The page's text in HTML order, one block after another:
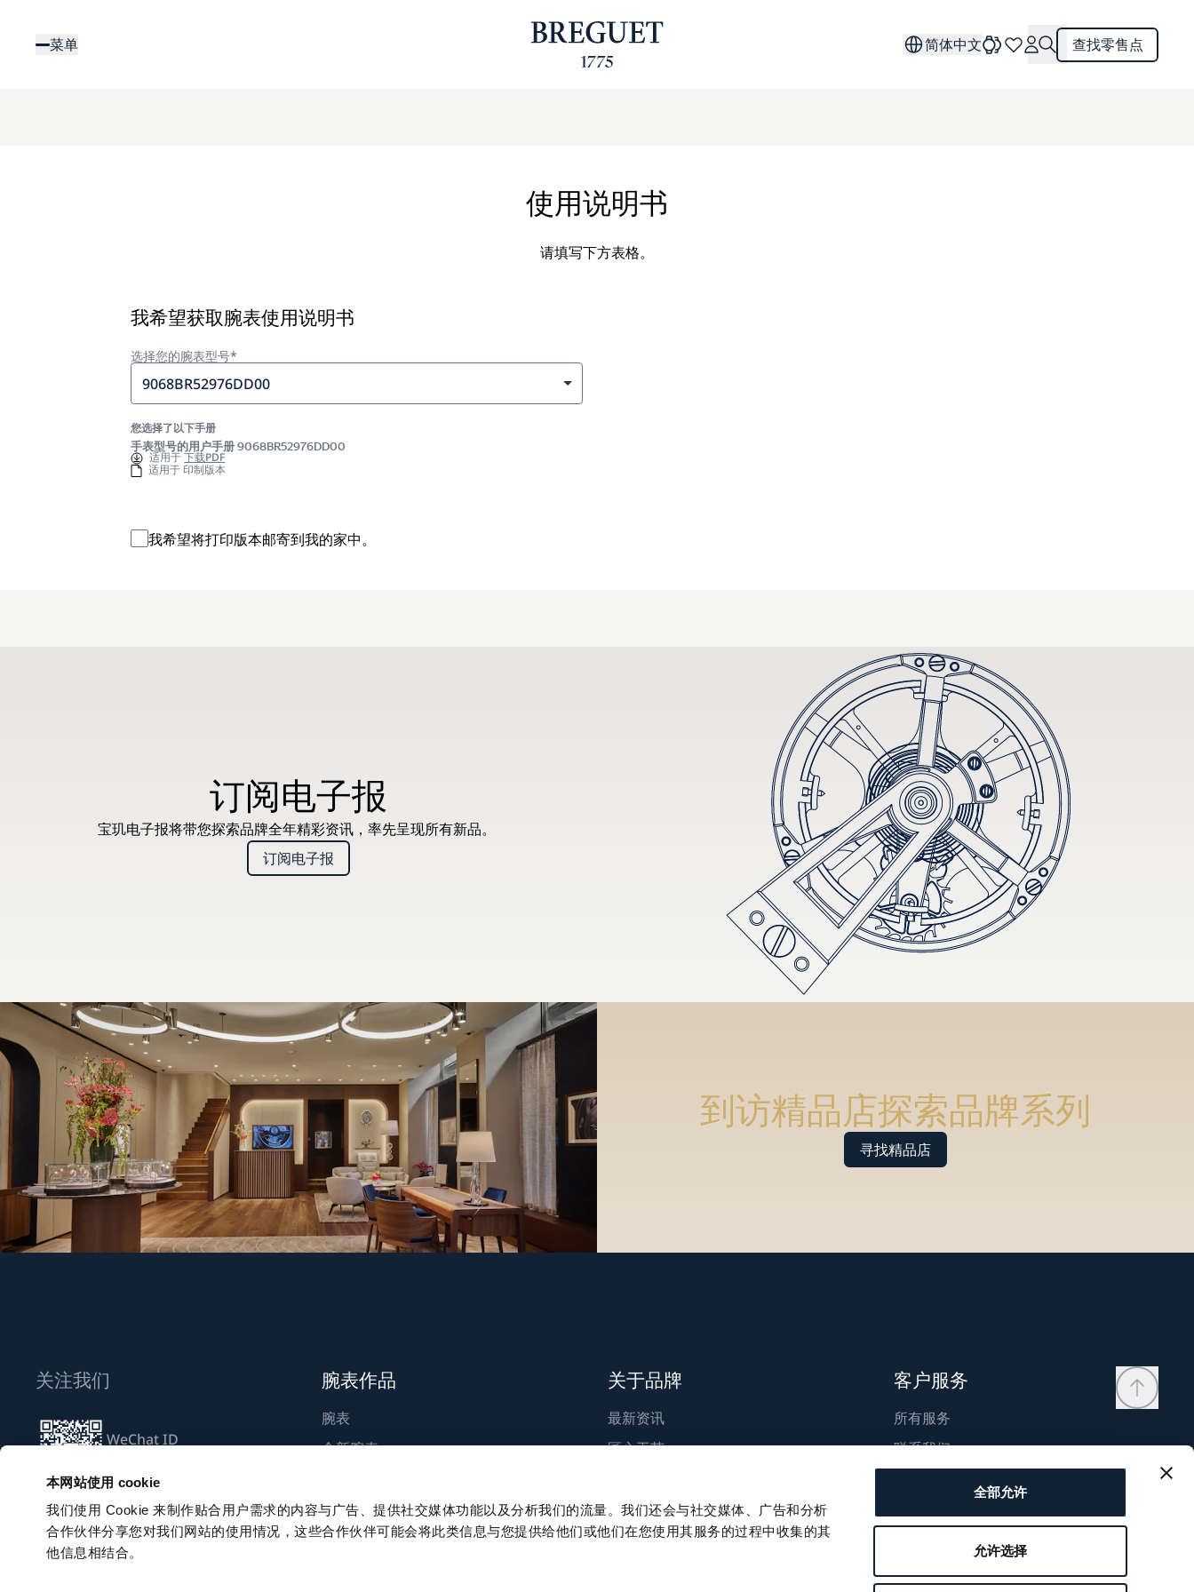
本网站使用 cookie
我们使用 Cookie 来制作贴合用户需求的内容与广告、提供社交媒体功能以及分析我们的流量。我们还会与社交媒体、广告和分析
合作伙伴分享您对我们网站的使用情况，这些合作伙伴可能会将此类信息与您提供给他们或他们在您使用其服务的过程中收集的其
他信息相结合。
全部允许
允许选择
菜单 简体中文 查找零售点
使用说明书
请填写下方表格。
我希望获取腕表使用说明书
选择您的腕表型号*
9068BR52976DD00
您选择了以下手册
手表型号的用户手册 9068BR52976DD00
适用于下载PDF
适用于 印制版本
我希望将打印版本邮寄到我的家中。
订阅电子报
宝玑电子报将带您探索品牌全年精彩资讯，率先呈现所有新品。
订阅电子报
到访精品店探索品牌系列
寻找精品店
关注我们
WeChat ID
订阅电子报
腕表作品
腕表
全新腕表
关于品牌
最新资讯
匠心工艺
可持续发展
职业发展
客户服务
所有服务
联系我们